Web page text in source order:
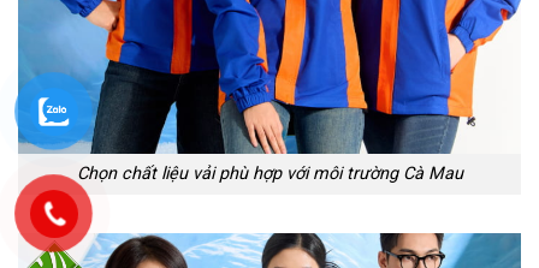
Chọn chất liệu vải phù hợp với môi trường Cà Mau